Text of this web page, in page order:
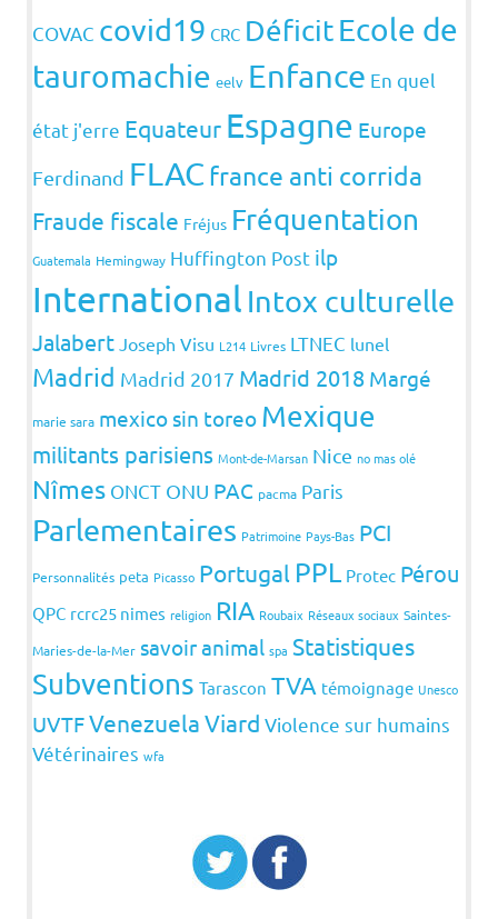
COVAC covid19 CRC DéficitEcole de
tauromachie eelv Enfance En quel
état j'erre Equateur Espagne Europe
Ferdinand FLAC france anti corrida
Fraude fiscale Fréjus Fréquentation
Guatemala Hemingway Huffington Post ilp
International Intox culturelle
Jalabert Joseph Visu L214 Livres LTNEC lunel
Madrid Madrid 2017 Madrid 2018 Margé
marie sara mexico sin toreo Mexique
militants parisiens Mont-de-Marsan Nice no mas olé
Nîmes ONCT ONU PAC pacma Paris
Parlementaires Patrimoine Pays-Bas PCI
Personnalités peta Picasso Portugal PPL Protec Pérou
QPC rcrc25 nimes religion RIA Roubaix Réseaux sociaux Saintes-
Maries-de-la-Mer savoir animal spa Statistiques
Subventions Tarascon TVA témoignage Unesco
UVTFVenezuelaViard Violence sur humains
Vétérinaires wfa